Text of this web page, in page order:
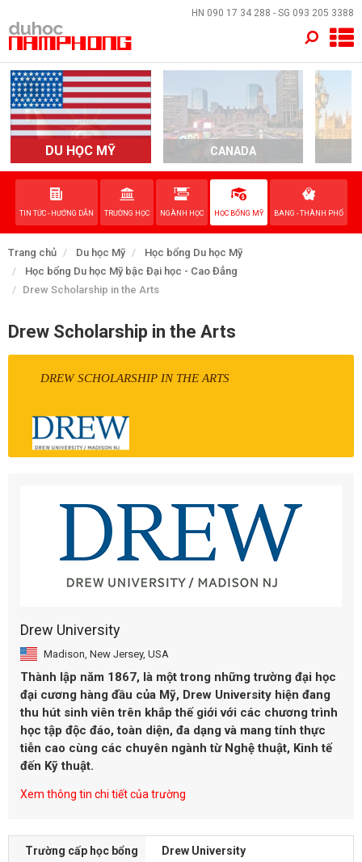
HN 090 17 34 288 - SG 093 205 3388
DU HỌC MỸ CANADA
TIN TỨC - HƯỚNG DẪN TRƯỜNG HỌC NGÀNH HỌC HỌC BỔNG MỸ BANG - THÀNH PHỐ
Trang chủ Du học Mỹ
Học bổng Du học Mỹ
Học bổng Du học Mỹ bậc Đại học - Cao Đẳng
Drew Scholarship in the Arts
Drew Scholarship in the Arts
DREW SCHOLARSHIP IN THE ARTS
Drew University
Madison, New Jersey, USA
Thành lập năm 1867, là một trong những trường đại học
đại cương hàng đầu của Mỹ, Drew University hiện đang
thu hút sinh viên trên khắp thế giới với các chương trình
học tập độc đáo, toàn diện, đa dạng và mang tính thực
tiễn cao cùng các chuyên ngành từ Nghệ thuật, Kinh tế
đến Kỹ thuật.
Xem thông tin chi tiết của trường
Trường cấp học bổng Drew University
×
TRANG CHỦ
QUỐC GIA
EVENTS
DỊCH VỤ
VỀ NAM PHONG
LIÊN HỆ